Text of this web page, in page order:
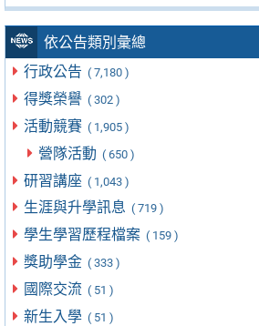
依公告類別彙總
行政公告 ( 7,180 )
得獎榮譽 ( 302 )
活動競賽 ( 1,905 )
營隊活動 ( 650 )
研習講座 ( 1,043 )
生涯與升學訊息 ( 719 )
學生學習歷程檔案 ( 159 )
獎助學金 ( 333 )
國際交流 ( 51 )
新生入學 ( 51 )